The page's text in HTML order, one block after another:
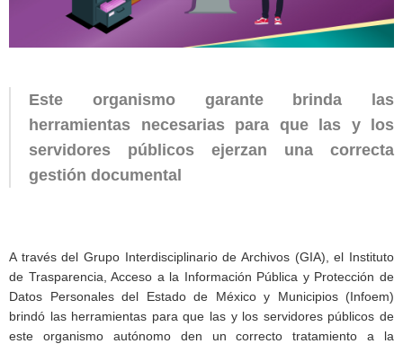
Este organismo garante brinda las
herramientas necesarias para que las y los
servidores públicos ejerzan una correcta
gestión documental
A través del Grupo Interdisciplinario de Archivos (GIA), el Instituto
de Trasparencia, Acceso a la Información Pública y Protección de
Datos Personales del Estado de México y Municipios (Infoem)
brindó las herramientas para que las y los servidores públicos de
este organismo autónomo den un correcto tratamiento a la